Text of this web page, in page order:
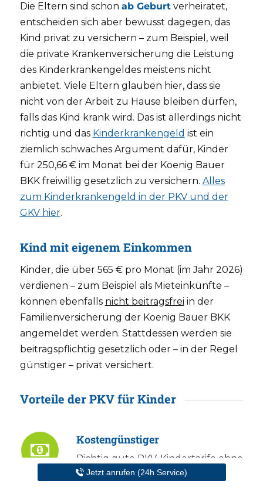
Die Eltern sind schon ab Geburtverheiratet,
entscheiden sich aber bewusst dagegen, das
Kind privat zu versichern – zum Beispiel, weil
die private Krankenversicherung die Leistung
des Kinderkrankengeldes meistens nicht
anbietet. Viele Eltern glauben hier, dass sie
nicht von der Arbeit zu Hause bleiben dürfen,
falls das Kind krank wird. Das ist allerdings nicht
richtig und das Kinderkrankengeld ist ein
ziemlich schwaches Argument dafür, Kinder
für 250,66 € im Monat bei der Koenig Bauer
BKK freiwillig gesetzlich zu versichern. Alles
zum Kinderkrankengeld in der PKV und der
GKV hier.
Kind mit eigenem Einkommen
Kinder, die über 565 € pro Monat (im Jahr 2026)
verdienen – zum Beispiel als Mieteinkünfte –
können ebenfalls nicht beitragsfrei in der
Familienversicherung der Koenig Bauer BKK
angemeldet werden. Stattdessen werden sie
beitragspflichtig gesetzlich oder – in der Regel
günstiger – privat versichert.
Vorteile der PKV für Kinder
Kostengünstiger
Richtig gute PKV-Kindertarife ohne
Selbstbehalt gibt es für knapp 180
Jetzt anrufen (24h Service)